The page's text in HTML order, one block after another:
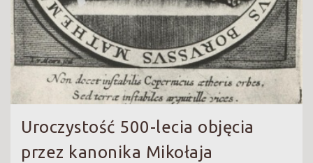
Uroczystość 500-lecia objęcia
przez kanonika Mikołaja